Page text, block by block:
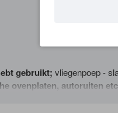
gebruikt; vliegenpoep -
ovenplaten, autoruiten